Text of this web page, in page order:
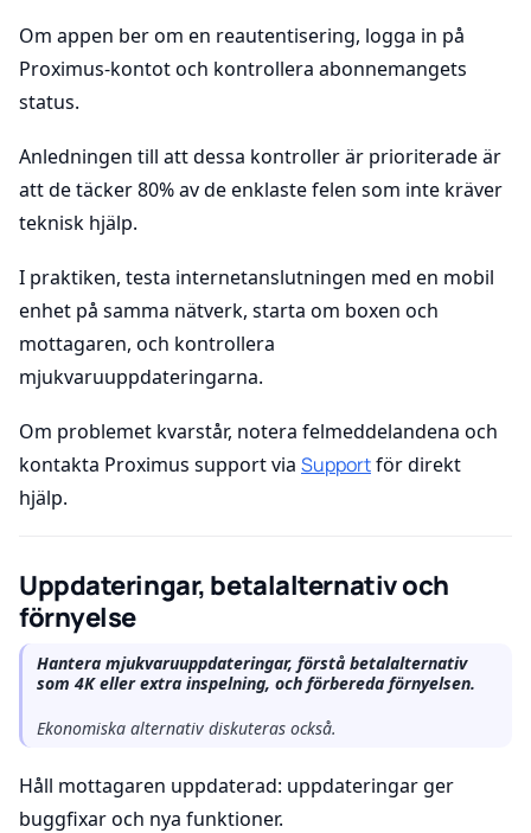
Om appen ber om en reautentisering, logga in på
Proximus-kontot och kontrollera abonnemangets
status.
Anledningen till att dessa kontroller är prioriterade är
att de täcker 80% av de enklaste felen som inte kräver
teknisk hjälp.
I praktiken, testa internetanslutningen med en mobil
enhet på samma nätverk, starta om boxen och
mottagaren, och kontrollera
mjukvaruuppdateringarna.
Om problemet kvarstår, notera felmeddelandena och
kontakta Proximus support via Supportför direkt
hjälp.
Uppdateringar, betalalternativ och
förnyelse
Hantera mjukvaruuppdateringar, förstå betalalternativ
som 4K eller extra inspelning, och förbereda förnyelsen.
Ekonomiska alternativ diskuteras också.
Håll mottagaren uppdaterad: uppdateringar ger
buggfixar och nya funktioner.